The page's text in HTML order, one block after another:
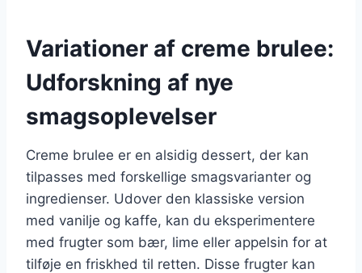
Variationer af creme brulee:
Udforskning af nye
smagsoplevelser
Creme brulee er en alsidig dessert, der kan
tilpasses med forskellige smagsvarianter og
ingredienser. Udover den klassiske version
med vanilje og kaffe, kan du eksperimentere
med frugter som bær, lime eller appelsin for at
tilføje en friskhed til retten. Disse frugter kan